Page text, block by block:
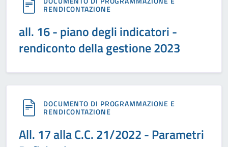
RENDICONTAZIONE
all. 16 - piano degli indicatori -
rendiconto della gestione 2023
DOCUMENTO DI PROGRAMMAZIONE E
RENDICONTAZIONE
All. 17 alla C.C. 21/2022 - Parametri